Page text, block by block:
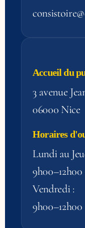
Accueil du
3 avenue
06000 Nice
Horaires
Lundi au
9h00–12h00
Vendredi :
9h00–12h00